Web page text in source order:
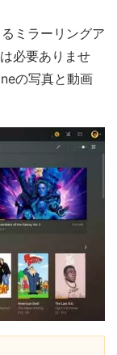
ミラーリングア
必要ありませ
の写真と動画